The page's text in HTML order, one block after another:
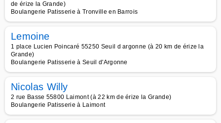
de érize la Grande)
Boulangerie Patisserie à Tronville en Barrois
Lemoine
1 place Lucien Poincaré 55250 Seuil d argonne (à 20 km de érize la
Grande)
Boulangerie Patisserie à Seuil d'Argonne
Nicolas Willy
2 rue Basse 55800 Laimont (à 22 km de érize la Grande)
Boulangerie Patisserie à Laimont